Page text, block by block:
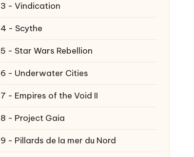
3 - Vindication
4 - Scythe
5 - Star Wars Rebellion
6 - Underwater Cities
7 - Empires of the Void II
8 - Project Gaia
9 - Pillards de la mer du Nord